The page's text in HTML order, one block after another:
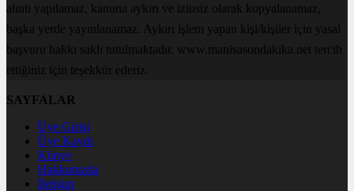
alıntı yapılamaz, kanuna aykırı ve izinsiz olarak kopyalanamaz,
başka yerde yayınlanamaz. Aykırı işlem yapan kişi/kişiler için yasal
başvuru hakkı saklı tutulmaktadır. www.manisasondakika.net tercih
ettiğiniz için teşekkür ederiz.
SAYFALAR
Üye Girişi
Üye Kaydı
Künye
Hakkımızda
İletişim